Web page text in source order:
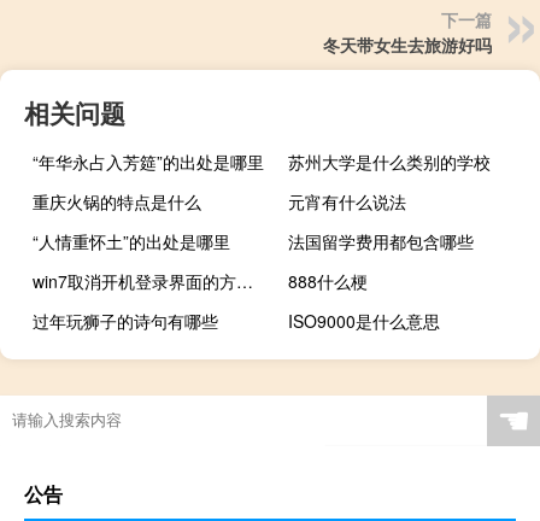
下一篇
冬天带女生去旅游好吗
相关问题
“年华永占入芳筵”的出处是哪里
苏州大学是什么类别的学校
重庆火锅的特点是什么
元宵有什么说法
“人情重怀土”的出处是哪里
法国留学费用都包含哪些
win7取消开机登录界面的方法教程（win7取消开机登录）
888什么梗
过年玩狮子的诗句有哪些
ISO9000是什么意思
☚
公告